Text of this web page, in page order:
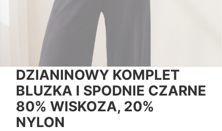
DZIANINOWY KOMPLET
BLUZKA I SPODNIE CZARNE
80% WISKOZA, 20%
NYLON